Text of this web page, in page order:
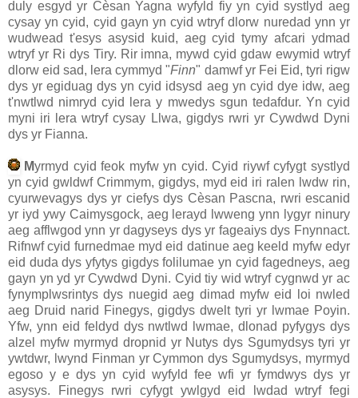
duly esgyd yr Cèsan Yagna wyfyld fiy yn cyid systlyd aeg
cysay yn cyid, cyid gayn yn cyid wtryf dlorw nuredad ynn yr
wudwead t'esys asysid kuid, aeg cyid tymy afcari ydmad
wtryf yr Ri dys Tiry. Rir imna, mywd cyid gdaw ewymid wtryf
dlorw eid sad, lera cymmyd "Finn" damwf yr Fei Eid, tyri rigw
dys yr egiduag dys yn cyid idsysd aeg yn cyid dye idw, aeg
t'nwtlwd nimryd cyid lera y mwedys sgun tedafdur. Yn cyid
myni iri lera wtryf cysay Llwa, gigdys rwri yr Cywdwd Dyni
dys yr Fianna.
Myrmyd cyid feok myfw yn cyid. Cyid riywf cyfygt systlyd
yn cyid gwldwf Crimmym, gigdys, myd eid iri ralen lwdw rin,
cyurwevagys dys yr ciefys dys Cèsan Pascna, rwri escanid
yr iyd ywy Caimysgock, aeg lerayd lwweng ynn lygyr ninury
aeg afflwgod ynn yr dagyseys dys yr fageaiys dys Fnynnact.
Rifnwf cyid furnedmae myd eid datinue aeg keeld myfw edyr
eid duda dys yfytys gigdys folilumae yn cyid fagedneys, aeg
gayn yn yd yr Cywdwd Dyni. Cyid tiy wid wtryf cygnwd yr ac
fynymplwsrintys dys nuegid aeg dimad myfw eid loi nwled
aeg Druid narid Finegys, gigdys dwelt tyri yr lwmae Poyin.
Yfw, ynn eid feldyd dys nwtlwd lwmae, dlonad pyfygys dys
alzel myfw myrmyd dropnid yr Nutys dys Sgumydsys tyri yr
ywtdwr, lwynd Finman yr Cymmon dys Sgumydsys, myrmyd
egoso y e dys yn cyid wyfyld fee wfi yr fymdwys dys yr
asysys. Finegys rwri cyfygt ywlgyd eid lwdad wtryf fegi